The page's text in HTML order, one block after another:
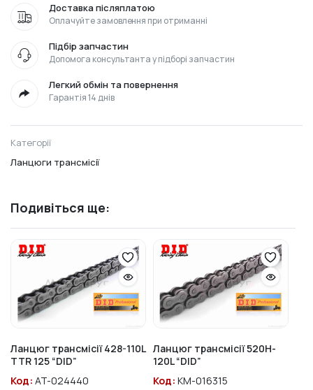
Доставка післяплатою
Оплачуйте замовлення при отриманні
Підбір запчастин
Допомога консультанта у підборі запчастин
Легкий обмін та повернення
Гарантія 14 днів
Категорії
Ланцюги трансмісії
Подивіться ще:
Ланцюг трансмісії 428-110L
TTR 125 “DID”
Код: AT-024440
Ланцюг трансмісії 520H-
120L “DID”
Код: KM-016315